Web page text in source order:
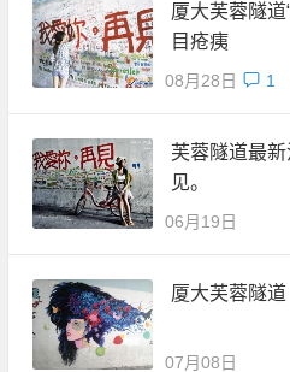
厦大芙蓉隧道
目疮痍
08月28日 1
芙蓉隧道最
见。
06月19日
厦大芙蓉隧道
07月08日